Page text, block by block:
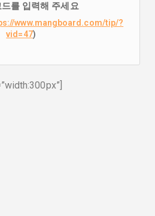
를 입력해 주세요
www.mangboard.com/tip/?
vid=47)